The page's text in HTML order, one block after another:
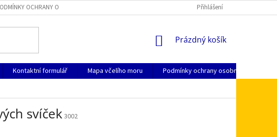
OCHRANY OSOBNÍCH ÚDAJŮ JAK NAKUPOVAT
Přihlášení
NÁKUPNÍ
Prázdný košík
Kontaktní formulář Mapa včelího moru
Podmínky ochrany osobních údajů
svíček3002